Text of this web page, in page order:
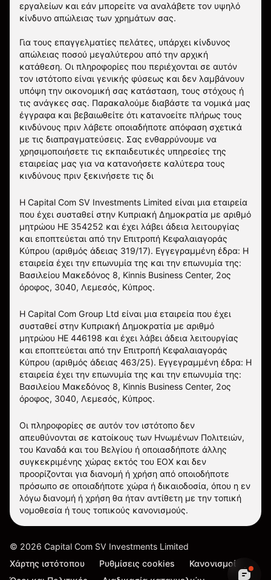
εργαλείων και εάν μπορείτε να αναλάβετε τον υψηλό
κίνδυνο απώλειας των χρημάτων σας.
Για τους επαγγελματίες πελάτες, υπάρχει κίνδυνος
απώλειας ποσού μεγαλύτερου από την αρχική
κατάθεση. Οι πληροφορίες που περιέχονται σε αυτόν
τον ιστότοπο είναι γενικής φύσεως και δεν λαμβάνουν
υπόψη την οικονομική σας κατάσταση, τους στόχους ή
τις ανάγκες σας. Παρακαλούμε διαβάστε τα νομικά μας
έγγραφα και βεβαιωθείτε ότι κατανοείτε πλήρως τους
κινδύνους πριν λάβετε οποιαδήποτε απόφαση σχετικά
με τις διαπραγματεύσεις. Σας ενθαρρύνουμε να
χρησιμοποιήσετε τις εκπαιδευτικές υπηρεσίες της
εταιρείας μας για να κατανοήσετε καλύτερα τους
κινδύνους πριν ξεκινήσετε τις δι
Η Capital Com SV Investments Limited είναι μια εταιρεία
που έχει συσταθεί στην Κυπριακή Δημοκρατία με αριθμό
μητρώου HE 354252 και έχει λάβει άδεια λειτουργίας
και εποπτεύεται από την Επιτροπή Κεφαλαιαγοράς
Κύπρου (αριθμός άδειας 319/17). Εγγεγραμμένη έδρα: Η
εταιρεία έχει την επωνυμία της και την επωνυμία της:
Βασιλείου Μακεδόνος 8, Kinnis Business Center, 2ος
όροφος, 3040, Λεμεσός, Κύπρος.
Η Capital Com Group Ltd είναι μια εταιρεία που έχει
συσταθεί στην Κυπριακή Δημοκρατία με αριθμό
μητρώου ΗΕ 446198 και έχει λάβει άδεια λειτουργίας
και εποπτεύεται από την Επιτροπή Κεφαλαιαγοράς
Κύπρου (αριθμός άδειας 463/25). Εγγεγραμμένη έδρα: Η
εταιρεία έχει την επωνυμία της και την επωνυμία της:
Βασιλείου Μακεδόνος 8, Kinnis Business Center, 2ος
όροφος, 3040, Λεμεσός, Κύπρος.
Οι πληροφορίες σε αυτόν τον ιστότοπο δεν
απευθύνονται σε κατοίκους των Ηνωμένων Πολιτειών,
του Καναδά και του Βελγίου ή οποιασδήποτε άλλης
συγκεκριμένης χώρας εκτός του ΕΟΧ και δεν
προορίζονται για διανομή ή χρήση από οποιοδήποτε
πρόσωπο σε οποιαδήποτε χώρα ή δικαιοδοσία, όπου η εν
λόγω διανομή ή χρήση θα ήταν αντίθετη με την τοπική
νομοθεσία ή τους τοπικούς κανονισμούς.
© 2026 Capital Com SV Investments Limited
Χάρτης ιστότοπου
Ρυθμίσεις cookies
Κανονισμοί